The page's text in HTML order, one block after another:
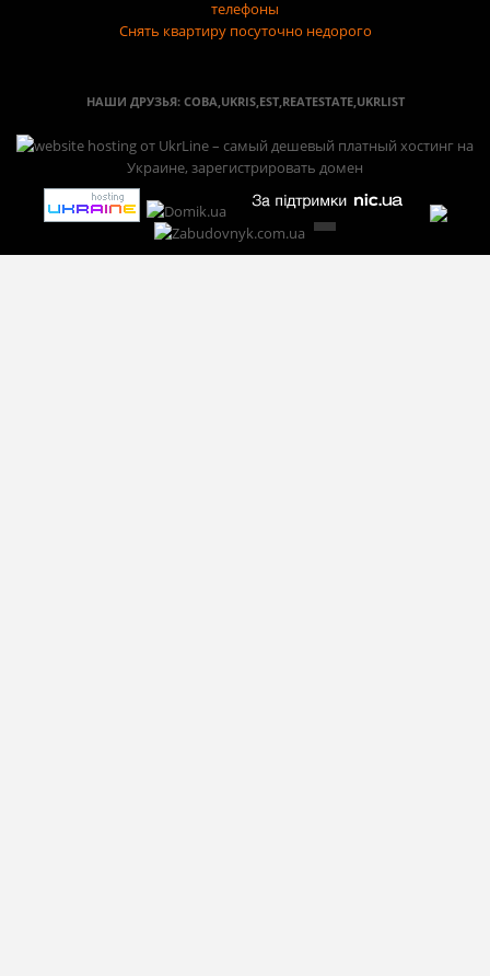
телефоны
Снять квартиру посуточно недорого
НАШИ ДРУЗЬЯ: СОВА,UKRIS,EST,REATESTATE,UKRLIST